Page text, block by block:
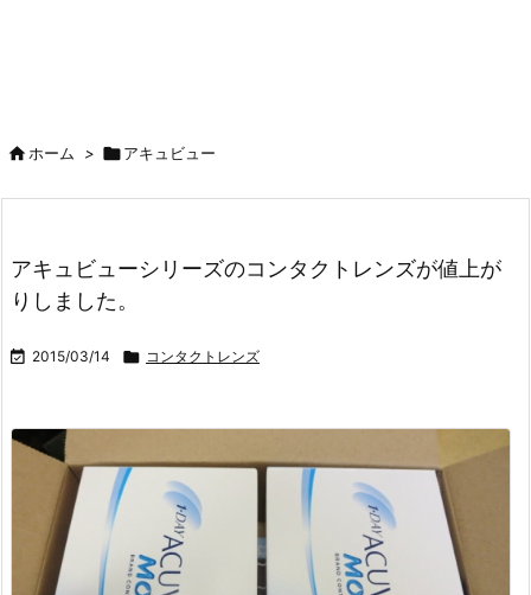
ホーム > アキュビュー
アキュビューシリーズのコンタクトレンズが値上が
りしました。
 2015/03/14  コンタクトレンズ